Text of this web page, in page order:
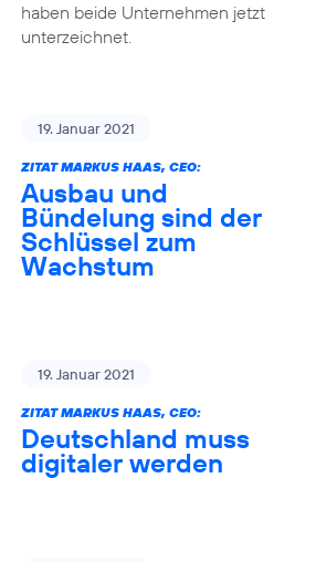
haben beide Unternehmen jetzt
unterzeichnet.
19. Januar 2021
ZITAT MARKUS HAAS, CEO:
Ausbau und
Bündelung sind der
Schlüssel zum
Wachstum
19. Januar 2021
ZITAT MARKUS HAAS, CEO:
Deutschland muss
digitaler werden